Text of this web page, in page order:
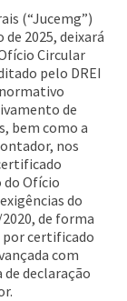
(“Jucemg”)
2025, deixará
Circular
pelo DREI
de
bem como a
nos
Ofício
do
de forma
por certificado
com
declaração